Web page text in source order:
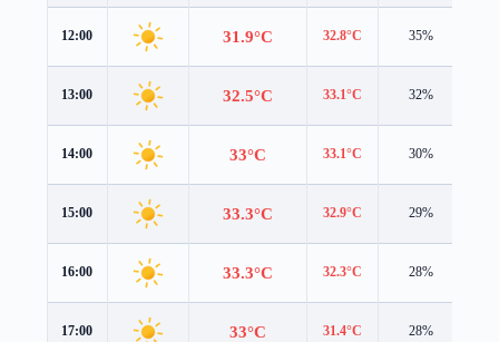
12:00 31.9°C 32.8°C 35%
13:00 32.5°C 33.1°C 32%
14:00 33°C 33.1°C 30%
15:00 33.3°C 32.9°C 29%
16:00 33.3°C 32.3°C 28%
17:00 33°C 31.4°C 28%